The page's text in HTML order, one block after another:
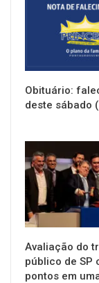
Obituário:
deste sábado
NOTÍCIAS
Avaliação do
público de SP
pontos em